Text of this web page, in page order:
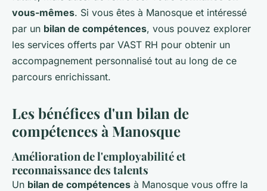
vous-mêmes. Si vous êtes à Manosque et intéressé
par un bilan de compétences, vous pouvez explorer
les services offerts par VAST RH pour obtenir un
accompagnement personnalisé tout au long de ce
parcours enrichissant.
Les bénéfices d'un bilan de
compétences à Manosque
Amélioration de l'employabilité et
reconnaissance des talents
Un bilan de compétences à Manosque vous offre la